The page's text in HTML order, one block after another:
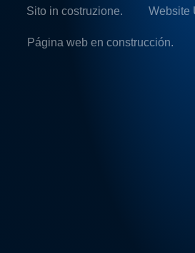
Sito in costruzione. Website
Página web en construcción.